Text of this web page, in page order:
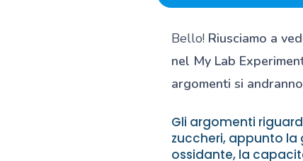
Bello! Riusciamo a
nel My Lab
argomenti si
Gli argomenti
zuccheri, appunto
ossidante, la